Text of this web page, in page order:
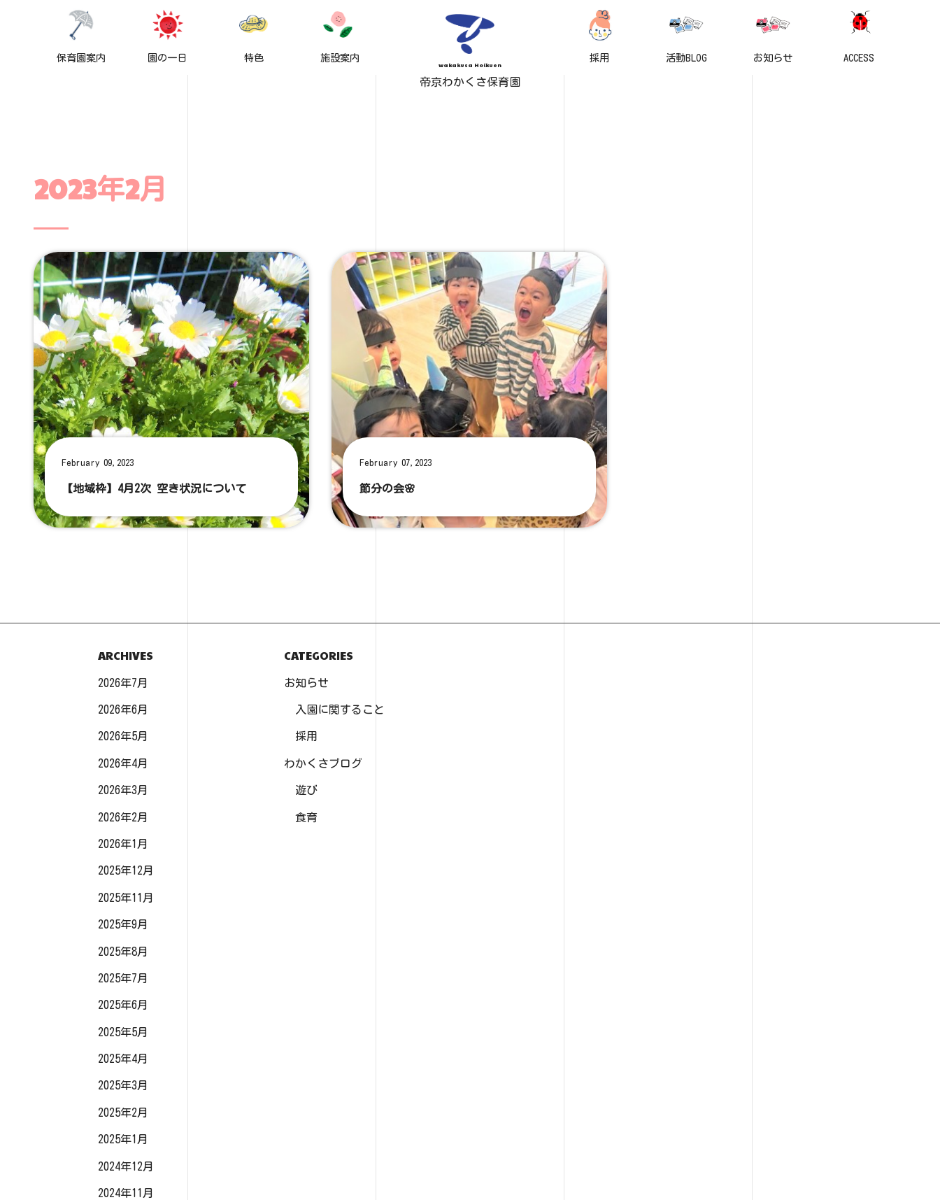
保育園案内 園の一日 特色 施設案内
wakakusa Hoikuen
帝京わかくさ保育園
採用 活動BLOG お知らせ ACCESS
2023年2月
February 09,2023
【地域枠】4月2次 空き状況について
February 07,2023
節分の会🌸
ARCHIVES
2026年7月
2026年6月
2026年5月
2026年4月
2026年3月
2026年2月
2026年1月
2025年12月
2025年11月
2025年9月
2025年8月
2025年7月
2025年6月
2025年5月
2025年4月
2025年3月
2025年2月
2025年1月
2024年12月
2024年11月
CATEGORIES
お知らせ
入園に関すること
採用
わかくさブログ
遊び
食育